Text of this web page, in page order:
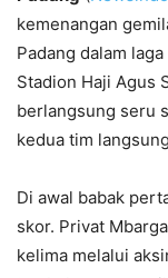
kemenangan
Padang dalam
Stadion Haji Agus
berlangsung seru
kedua tim
Di awal babak
skor. Privat
kelima melalui